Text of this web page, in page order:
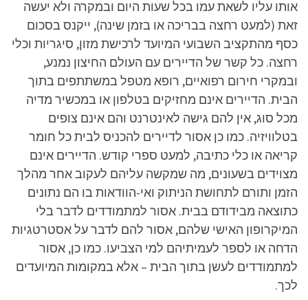
אותו עליו לשאת עמו בכל שעות היום ובמקרה ולא יעשה
זאת (למעט רחצה בבריכה או בזמן שינה), ייקנס בסכום
כסף מהתקציב השבועי המיועד לרכישת מזון, סיגריות וכלי
רחצה. כל קשר של הדיירים עם העולם החיצון נמנע,
ובמקרי חירום רפואיים, רופא מטפל במשתתפים בתוך
הבית. הדיירים אינם מחזיקים בטלפון או במכשיר מדיה
מכל סוג, אין להם גישה לאינטרנט והם אינם צופים
בטלוויזיה. כמו כן אסור לדיירים להכניס לבית כל חומר
קריאה או כלי כתיבה, למעט ספרי קודש. הדיירים אינם
מצוידים בשעונים, מה שמקשה עליהם לעקוב אחר מהלך
הזמן ותורם לתחושת הניתוק ואי-הוודאות בו הם נתונים
כתוצאה מבידודם בבית. אסור למתמודדים לדבר בלי
המיקרופון האישי שלהם, אסור להם לדבר על אסטרטגיות
הדחה או לספר לעמיתיהם למי הצביעו. כמו כן, אסור
למתמודדים לעשן בתוך הבית – אלא במקומות המיועדים
לכך.